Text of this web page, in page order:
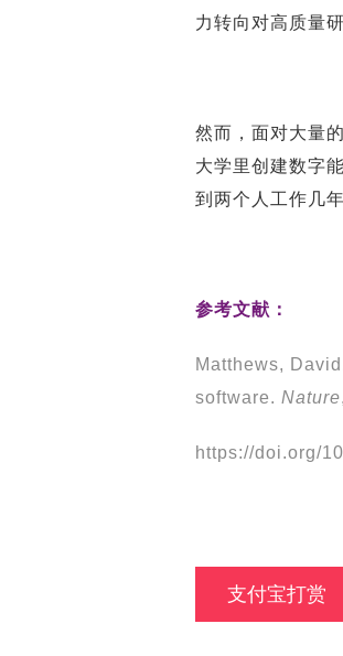
力转向对高质量
然而，面对大量
大学里创建数字
到两个人工作几
参考文献：
Matthews,
software. Nature
https://doi.org/
支付宝打赏